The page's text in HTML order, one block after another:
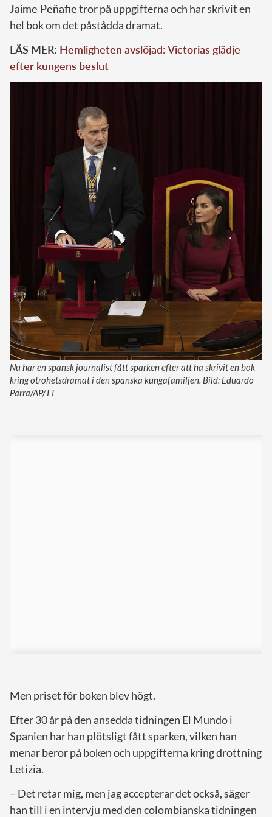
Jaime Peñafietror på uppgifterna och har skrivit en
hel bok om det påstådda dramat.
LÄS MER: Hemligheten avslöjad: Victorias glädje
efter kungens beslut
Nu har en spansk journalist fått sparken efter att ha skrivit en bok
kring otrohetsdramat i den spanska kungafamiljen. Bild: Eduardo
Parra/AP/TT
Men priset för boken blev högt.
Efter 30 år på den ansedda tidningen El Mundo i
Spanien har han plötsligt fått sparken, vilken han
menar beror på boken och uppgifterna kring drottning
Letizia.
– Det retar mig, men jag accepterar det också, säger
han till i en intervju med den colombianska tidningen